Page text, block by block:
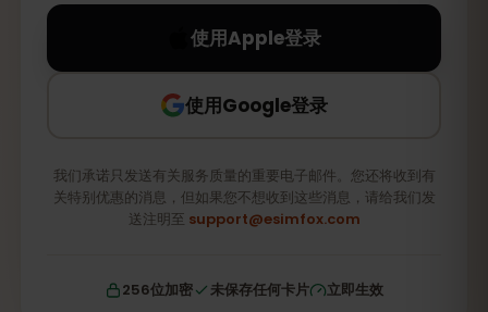
使用Apple登录
使用Google登录
我们承诺只发送有关服务质量的重要电子邮件。您还将收到有
关特别优惠的消息，但如果您不想收到这些消息，请给我们发
送注明至 support@esimfox.com
256位加密 未保存任何卡片 立即生效